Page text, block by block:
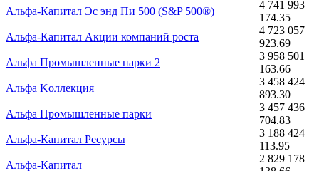
Альфа-Капитал Эс энд Пи 500 (S&P 500®)
4 741 993
174.35
Альфа-Капитал Акции компаний роста
4 723 057
923.69
Альфа Промышленные парки 2
3 958 501
163.66
Альфа Kоллекция
3 458 424
893.30
Альфа Промышленные парки
3 457 436
704.83
Альфа-Капитал Ресурсы
3 188 424
113.95
Альфа-Капитал
2 829 178